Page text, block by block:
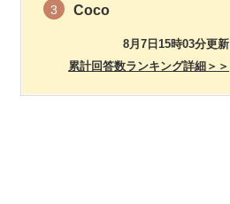
3 Coco
8月7日15時03分更新
累計回答数ランキング詳細＞＞